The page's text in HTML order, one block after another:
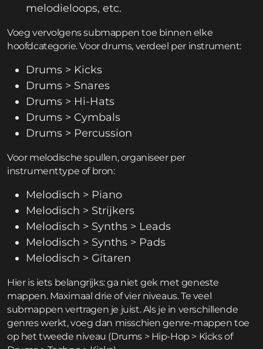
melodieloops, etc.
Voeg vervolgens submappen toe binnen elke
hoofdcategorie. Voor drums, verdeel per instrument:
Drums > Kicks
Drums > Snares
Drums > Hi-Hats
Drums > Cymbals
Drums > Percussion
Voor melodische spullen, organiseer per
instrumenttype of bron:
Melodisch > Piano
Melodisch > Strijkers
Melodisch > Synths > Leads
Melodisch > Synths > Pads
Melodisch > Gitaren
Hier is iets belangrijks: ga niet gek met geneste
mappen. Maximaal drie of vier niveaus. Te veel
submappen vertragen je juist. Als je in verschillende
genres werkt, voeg dan misschien genre-mappen toe
op het tweede niveau (Drums > Hip-Hop > Kicks of